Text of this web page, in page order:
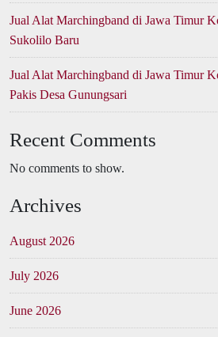
Jual Alat Marchingband di Jawa Timur
Sukolilo Baru
Jual Alat Marchingband di Jawa Timur
Pakis Desa Gunungsari
Recent Comments
No comments to show.
Archives
August 2026
July 2026
June 2026